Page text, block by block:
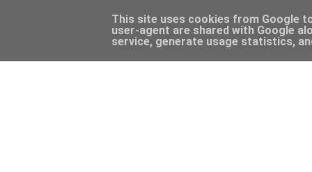
This site uses cookies from Google
user-agent are shared with Google
service, generate usage statistics,